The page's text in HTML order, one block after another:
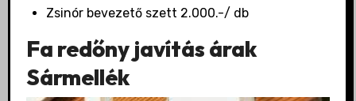
Zsinór bevezető szett 2.000.-/ db
Fa redőny javítás árak
Sármellék